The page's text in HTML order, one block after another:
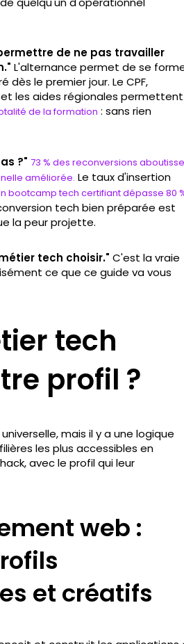
de ne pas travailler
L'alternance permet de se
le premier jour. Le CPF,
et les aides régionales permettent
de la formation : sans rien
?" 73 % des reconversions
améliorée. Le taux d'insertion
bootcamp tech certifiant dépasse 80
tech bien préparée est
la peur projette.
tech choisir." C'est la vraie
ce que ce guide va vous
tech
profil ?
mais il y a une logique
les plus accessibles en
avec le profil qui leur
web :
et créatifs